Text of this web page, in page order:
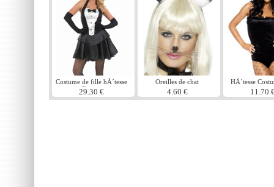
Costume de fille hÃ´tesse
Bunny
29.30 €
Oreilles de chat
4.60 €
HÃ´tesse
11.70